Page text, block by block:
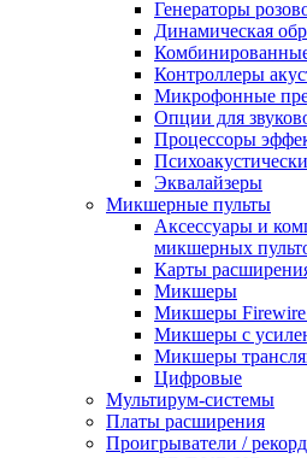
Генераторы
Динамическая
Контроллеры
Микрофонные
Опции для
Процессоры
Эквалайзеры
Микшерные пульты
Аксессуары и
микшерных
Карты
Микшеры
Микшеры Firewire
Микшеры с
Микшеры
Цифровые
Мультирум-системы
Платы расширения
Проигрыватели /